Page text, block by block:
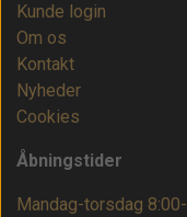
Kunde login
Om os
Kontakt
Nyheder
Cookies
Åbningstider
Mandag-torsdag